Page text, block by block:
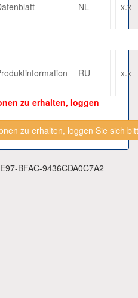
NL x.x
RU x.x
zu erhalten, loggen
zu erhalten, loggen Sie sich
BFAC-9436CDA0C7A2